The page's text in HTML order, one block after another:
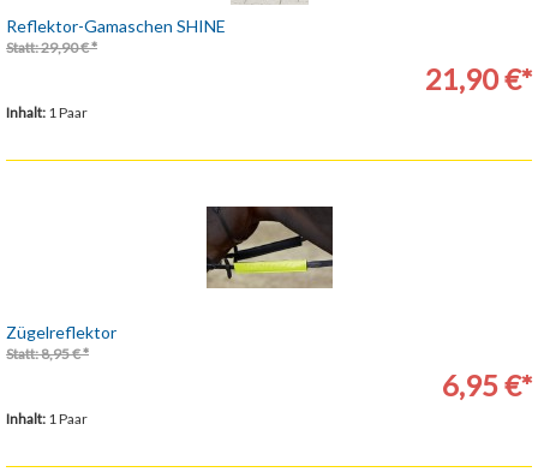
Reflektor-Gamaschen SHINE
Statt: 29,90 € *
21,90 €*
Inhalt: 1 Paar
Zügelreflektor
Statt: 8,95 € *
6,95 €*
Inhalt: 1 Paar